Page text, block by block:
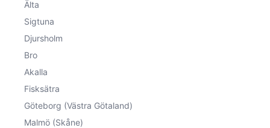
Älta
Sigtuna
Djursholm
Bro
Akalla
Fisksätra
Göteborg (Västra Götaland)
Malmö (Skåne)